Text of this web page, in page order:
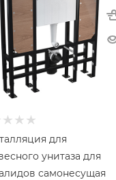
для
унитаза для
самонесущая